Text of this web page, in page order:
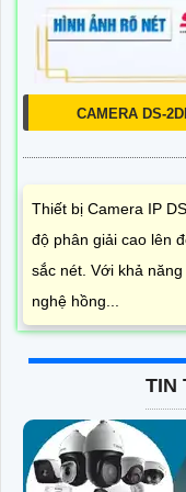
CAMERA DS-
Thiết bị Camera IP
độ phân giải cao lên
sắc nét. Với khả
nghệ hồng...
TIN